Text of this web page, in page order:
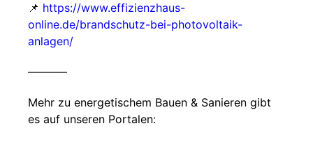
📌 https://www.effizienzhaus-
online.de/brandschutz-bei-photovoltaik-
anlagen/
–––––––
Mehr zu energetischem Bauen & Sanieren gibt
es auf unseren Portalen: